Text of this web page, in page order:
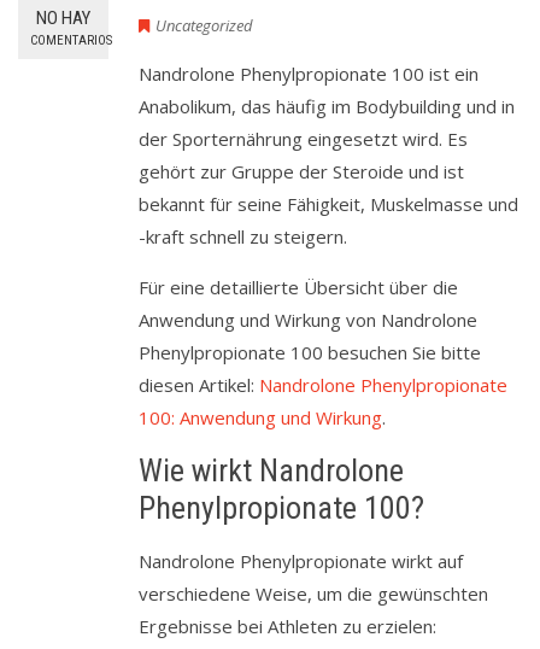
NO HAY
COMENTARIOS
Uncategorized
Nandrolone Phenylpropionate 100 ist ein
Anabolikum, das häufig im Bodybuilding und in
der Sporternährung eingesetzt wird. Es
gehört zur Gruppe der Steroide und ist
bekannt für seine Fähigkeit, Muskelmasse und
-kraft schnell zu steigern.
Für eine detaillierte Übersicht über die
Anwendung und Wirkung von Nandrolone
Phenylpropionate 100 besuchen Sie bitte
diesen Artikel: Nandrolone Phenylpropionate
100: Anwendung und Wirkung.
Wie wirkt Nandrolone
Phenylpropionate 100?
Nandrolone Phenylpropionate wirkt auf
verschiedene Weise, um die gewünschten
Ergebnisse bei Athleten zu erzielen: